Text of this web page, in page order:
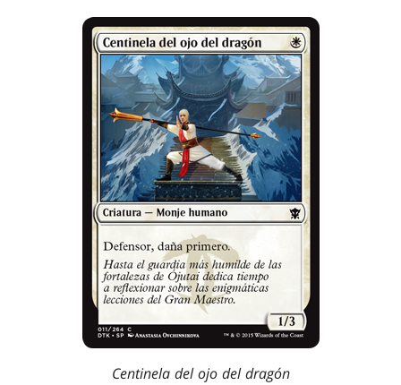
Centinela del ojo del dragón